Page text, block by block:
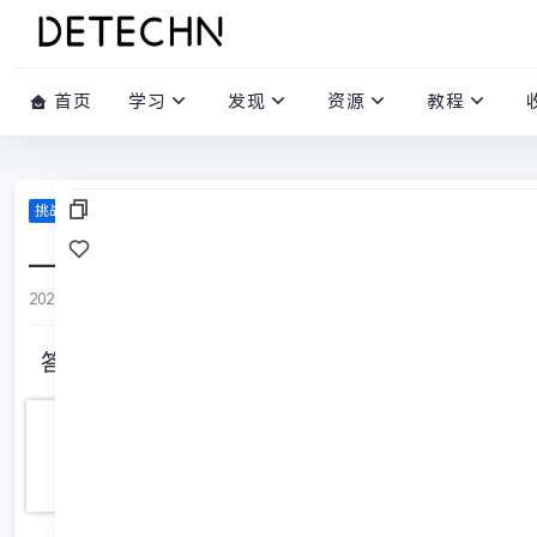
首页 学习 发现 资源 教程
挑战答题库
____________，隔江犹唱《后庭花》。（杜牧《泊秦淮》
2020-02-29
答案: